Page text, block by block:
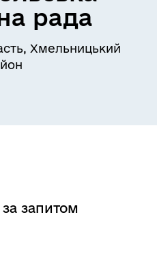
рада
Хмельницький
запитом